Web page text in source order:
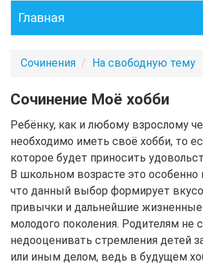
Главная
Сочинения На свободную тему
Сочинение Моё хобби
Ребёнку, как и любому взрослому
необходимо иметь своё хобби, то
которое будет приносить
В школьном возрасте это
что данный выбор формирует
привычки и дальнейшие
молодого поколения. Родителям не
недооценивать стремления детей
или иным делом, ведь в будущем